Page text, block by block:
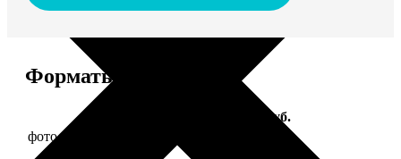
Форматы и цены
Цена, руб.
фото 13х18 в деревянной рамке